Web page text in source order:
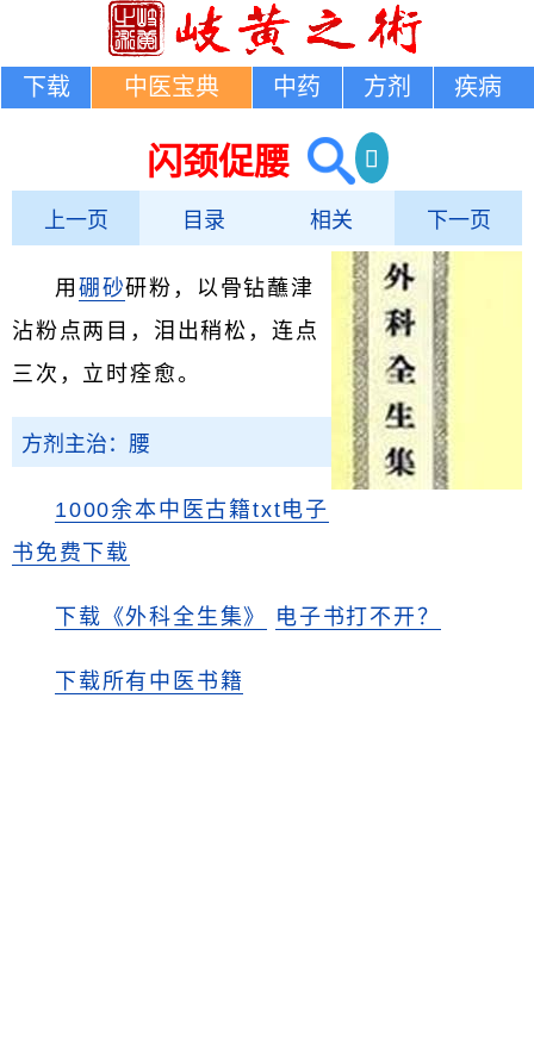
下载 中医宝典 中药 方剂 疾病
闪颈促腰
上一页 目录 相关 下一页
用 硼砂研粉，以骨钻蘸津
沾粉点两目，泪出稍松，连点
三次，立时痊愈。
方剂主治：腰
1000余本中医古籍txt电子
书免费下载
下载《外科全生集》 电子书打不开？
下载所有中医书籍